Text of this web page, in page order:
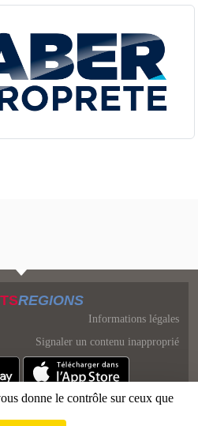
REGIONS
Informations légales
Signaler un contenu inapproprié
donne le contrôle sur ceux que